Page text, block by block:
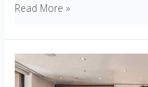
Read More »
Cómo
planificar